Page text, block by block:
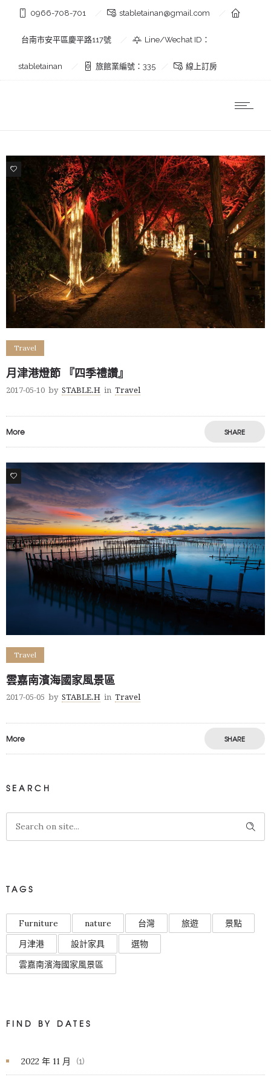
0966-708-701 stabletainan@gmail.com
台南市安平區慶平路117號 Line/Wechat ID：
stabletainan 旅館業編號：335 線上訂房
5
Travel
月津港燈節 『四季禮讚』
2017-05-10 by STABLE.H in Travel
More SHARE
5
Travel
雲嘉南濱海國家風景區
2017-05-05 by STABLE.H in Travel
More SHARE
SEARCH
TAGS
Furniture nature 台灣 旅遊
景點
月津港
設計家具
選物
雲嘉南濱海國家風景區
FIND BY DATES
2022 年 11 月 (1)